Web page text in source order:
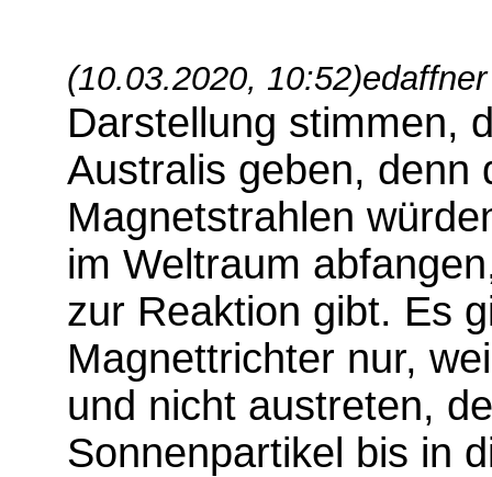
(10.03.2020, 10:52)
Darstellung stimmen,
Australis geben, denn
Magnetstrahlen
im Weltraum
zur Reaktion gibt. Es
Magnettrichter nur,
und nicht austreten,
Sonnenpartikel bis in